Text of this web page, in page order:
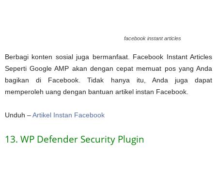
facebook instant articles
Berbagi konten sosial juga bermanfaat. Facebook Instant Articles
Seperti Google AMP akan dengan cepat memuat pos yang Anda
bagikan di Facebook. Tidak hanya itu, Anda juga dapat
memperoleh uang dengan bantuan artikel instan Facebook.
Unduh –Artikel Instan Facebook
13. WP Defender Security Plugin